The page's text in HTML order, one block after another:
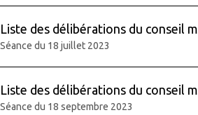
Liste des délibérations du conseil
Séance du 18 juillet 2023
Liste des délibérations du conseil
Séance du 18 septembre 2023